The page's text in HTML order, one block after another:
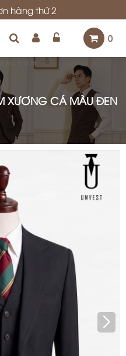
hàng thứ 2
0
XƯƠNG CÁ MÀU ĐEN